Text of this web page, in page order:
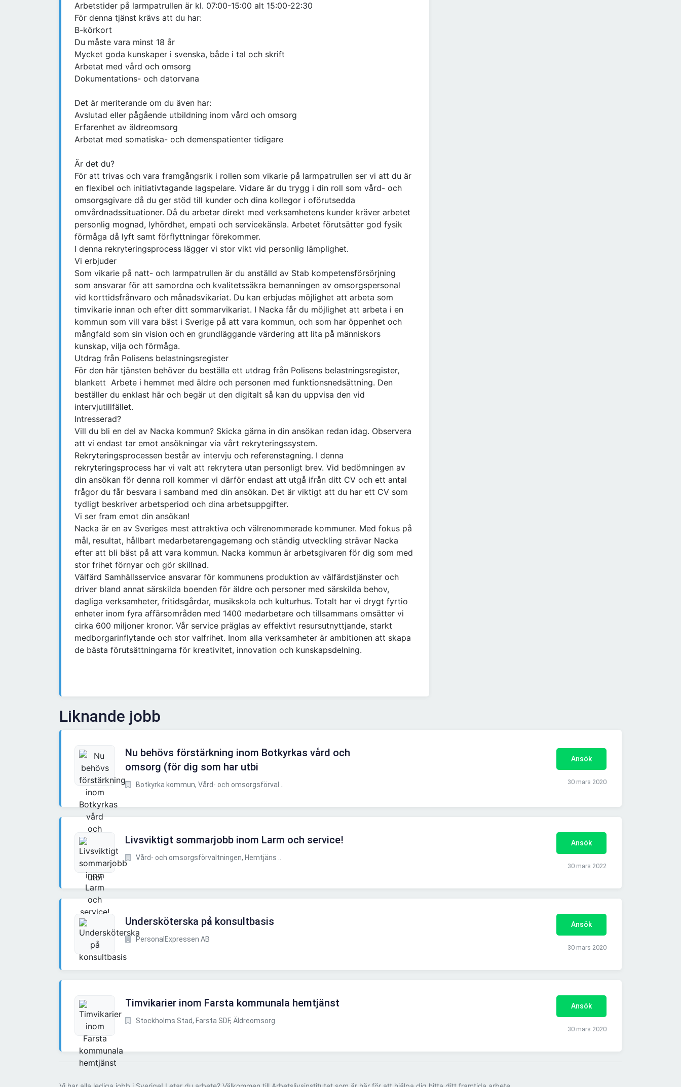
Arbetstider på larmpatrullen är kl. 07:00-15:00 alt 15:00-22:30
För denna tjänst krävs att du har:
B-körkort
Du måste vara minst 18 år
Mycket goda kunskaper i svenska, både i tal och skrift
Arbetat med vård och omsorg
Dokumentations- och datorvana
Det är meriterande om du även har:
Avslutad eller pågående utbildning inom vård och omsorg
Erfarenhet av äldreomsorg
Arbetat med somatiska- och demenspatienter tidigare
Är det du?
För att trivas och vara framgångsrik i rollen som vikarie på larmpatrullen ser vi att du är
en flexibel och initiativtagande lagspelare. Vidare är du trygg i din roll som vård- och
omsorgsgivare då du ger stöd till kunder och dina kollegor i oförutsedda
omvårdnadssituationer. Då du arbetar direkt med verksamhetens kunder kräver arbetet
personlig mognad, lyhördhet, empati och servicekänsla. Arbetet förutsätter god fysik
förmåga då lyft samt förflyttningar förekommer.
I denna rekryteringsprocess lägger vi stor vikt vid personlig lämplighet.
Vi erbjuder
Som vikarie på natt- och larmpatrullen är du anställd av Stab kompetensförsörjning
som ansvarar för att samordna och kvalitetssäkra bemanningen av omsorgspersonal
vid korttidsfrånvaro och månadsvikariat. Du kan erbjudas möjlighet att arbeta som
timvikarie innan och efter ditt sommarvikariat. I Nacka får du möjlighet att arbeta i en
kommun som vill vara bäst i Sverige på att vara kommun, och som har öppenhet och
mångfald som sin vision och en grundläggande värdering att lita på människors
kunskap, vilja och förmåga.
Utdrag från Polisens belastningsregister
För den här tjänsten behöver du beställa ett utdrag från Polisens belastningsregister,
blankett Arbete i hemmet med äldre och personen med funktionsnedsättning. Den
beställer du enklast här och begär ut den digitalt så kan du uppvisa den vid
intervjutillfället.
Intresserad?
Vill du bli en del av Nacka kommun? Skicka gärna in din ansökan redan idag. Observera
att vi endast tar emot ansökningar via vårt rekryteringssystem.
Rekryteringsprocessen består av intervju och referenstagning. I denna
rekryteringsprocess har vi valt att rekrytera utan personligt brev. Vid bedömningen av
din ansökan för denna roll kommer vi därför endast att utgå ifrån ditt CV och ett antal
frågor du får besvara i samband med din ansökan. Det är viktigt att du har ett CV som
tydligt beskriver arbetsperiod och dina arbetsuppgifter.
Vi ser fram emot din ansökan!
Nacka är en av Sveriges mest attraktiva och välrenommerade kommuner. Med fokus på
mål, resultat, hållbart medarbetarengagemang och ständig utveckling strävar Nacka
efter att bli bäst på att vara kommun. Nacka kommun är arbetsgivaren för dig som med
stor frihet förnyar och gör skillnad.
Välfärd Samhällsservice ansvarar för kommunens produktion av välfärdstjänster och
driver bland annat särskilda boenden för äldre och personer med särskilda behov,
dagliga verksamheter, fritidsgårdar, musikskola och kulturhus. Totalt har vi drygt fyrtio
enheter inom fyra affärsområden med 1400 medarbetare och tillsammans omsätter vi
cirka 600 miljoner kronor. Vår service präglas av effektivt resursutnyttjande, starkt
medborgarinflytande och stor valfrihet. Inom alla verksamheter är ambitionen att skapa
de bästa förutsättningarna för kreativitet, innovation och kunskapsdelning.
Liknande jobb
Nu behövs förstärkning inom Botkyrkas vård och
omsorg (för dig som har utbi
Botkyrka kommun, Vård- och omsorgsförval ..
Ansök
30 mars 2020
Livsviktigt sommarjobb inom Larm och service!
Vård- och omsorgsförvaltningen, Hemtjäns ..
Ansök
30 mars 2022
Undersköterska på konsultbasis
PersonalExpressen AB
Ansök
30 mars 2020
Timvikarier inom Farsta kommunala hemtjänst
Stockholms Stad, Farsta SDF, Äldreomsorg
Ansök
30 mars 2020